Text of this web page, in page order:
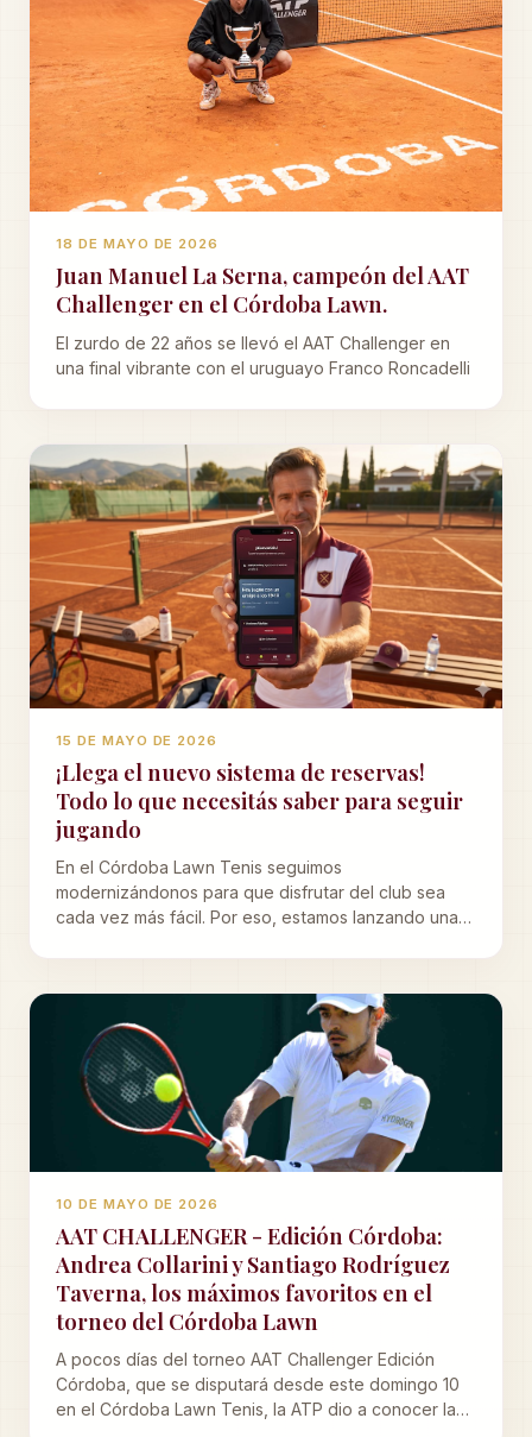
18 DE MAYO DE 2026
Juan Manuel La Serna, campeón del AAT
Challenger en el Córdoba Lawn.
El zurdo de 22 años se llevó el AAT Challenger en
una final vibrante con el uruguayo Franco Roncadelli
15 DE MAYO DE 2026
¡Llega el nuevo sistema de reservas!
Todo lo que necesitás saber para seguir
jugando
En el Córdoba Lawn Tenis seguimos
modernizándonos para que disfrutar del club sea
cada vez más fácil. Por eso, estamos lanzando una
te explicamos, sin vueltas, cómo empezar a usarla y
cómo será el paso a paso de los próximos días.
10 DE MAYO DE 2026
AAT CHALLENGER - Edición Córdoba:
Andrea Collarini y Santiago Rodríguez
Taverna, los máximos favoritos en el
torneo del Córdoba Lawn
A pocos días del torneo AAT Challenger Edición
Córdoba, que se disputará desde este domingo 10
en el Córdoba Lawn Tenis, la ATP dio a conocer la